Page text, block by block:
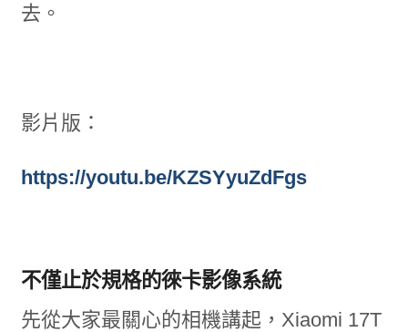
去。
影片版：
https://youtu.be/KZSYyuZdFgs
不僅止於規格的徠卡影像系統
先從大家最關心的相機講起，Xiaomi 17T